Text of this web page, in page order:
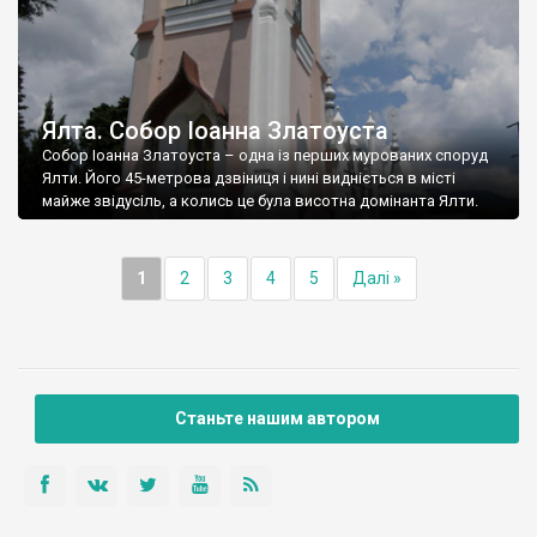
Ялта. Собор Іоанна Златоуста
Собор Іоанна Златоуста – одна із перших мурованих споруд
Ялти. Його 45-метрова дзвіниця і нині видніється в місті
майже звідусіль, а колись це була висотна домінанта Ялти.
1 2 3 4 5 Далі »
Станьте нашим автором